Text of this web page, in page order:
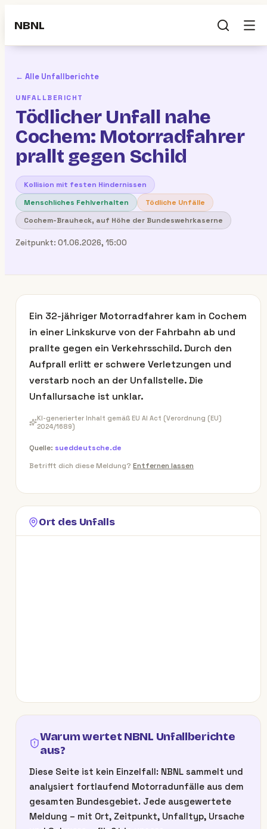
NBNL
← Alle Unfallberichte
UNFALLBERICHT
Tödlicher Unfall nahe
Cochem: Motorradfahrer
prallt gegen Schild
Kollision mit festen Hindernissen
Menschliches Fehlverhalten
Tödliche Unfälle
Cochem-Brauheck, auf Höhe der Bundeswehrkaserne
Zeitpunkt: 01.06.2026, 15:00
Ein 32-jähriger Motorradfahrer kam in Cochem
in einer Linkskurve von der Fahrbahn ab und
prallte gegen ein Verkehrsschild. Durch den
Aufprall erlitt er schwere Verletzungen und
verstarb noch an der Unfallstelle. Die
Unfallursache ist unklar.
KI-generierter Inhalt gemäß EU AI Act (Verordnung (EU)
2024/1689)
Quelle: sueddeutsche.de
Betrifft dich diese Meldung? Entfernen lassen
Ort des Unfalls
Warum wertet NBNL Unfallberichte
aus?
Diese Seite ist kein Einzelfall: NBNL sammelt und
analysiert fortlaufend Motorradunfälle aus dem
gesamten Bundesgebiet. Jede ausgewertete
Meldung – mit Ort, Zeitpunkt, Unfalltyp, Ursache